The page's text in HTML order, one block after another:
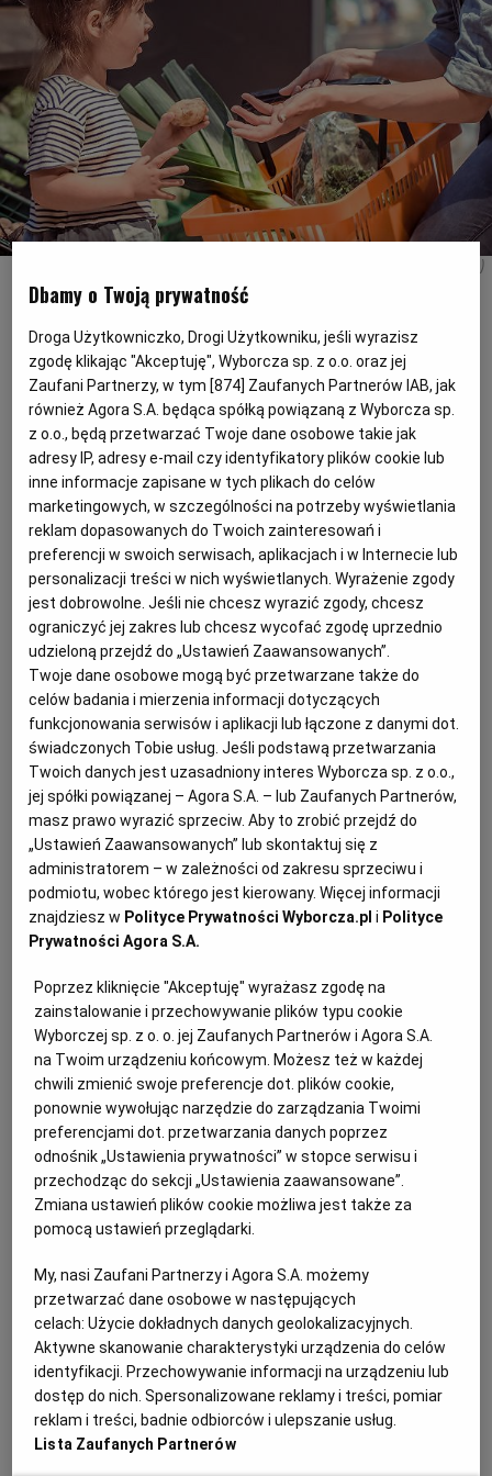
SAŁATKI
MAKARONY
RYBY
PRZEKĄSKI
DOMOWE PRZETWORY
SOST, DIPY I INNE DODATKI
DOMOWE PRZYJĘCIE
GRILL
KUCHNIA CHIŃSKA
KUCHNIA TAJSKA
KUCHNIA GRECKA
KUCHNIA AMERYKAŃSKA
KUCHNIA POLSKA
KUCHNIA MEKSYKAŃSKA
KUCHNIA INDYJSKA
KUCHNIA HISZPAŃSKA
KUCHNIA NIEMIECKA
SPRZĘT KUCHENNY
WEGE
WEGAN
PODRÓŻE KULINARNE
HISTORIE KULINARNE
FELIETONY KULINARNE
NASZE SERWISY
SERWISY LOKALNE
BIAŁYSTOK
CZĘSTOCHOWA
ELBLĄG
GLIWICE
GORZÓW WIELKOPOLSKI
KALISZ
KATOWICE
KIELCE
KOSZALIN
KRAKÓW
LUBLIN
ŁÓDŹ
OLSZTYN
OPOLE
POZNAŃ
RADOM
WYBORCZA.PL
WOLNA SOBOTA
ALE HISTORIA
WYBORCZA TV I VOD
TYLKO ZDROWIE
KSIĄŻKI. MAGAZYN DO CZYTANIA
NASZA EUROPA
SŁÓWKA. MAGAZYN O JĘZYKU
WYBORCZA.BIZ
WYSOKIE OBCASY
BIQDATA
JUTRONAUCI
ARCHIWUM
INNE SERWISY
GAZETA.PL
TOK FM
SPORT.PL
PUBLIO.PL
KULTURALNYSKLEP.PL
DZIECKO
ZDROWIE
PODRÓŻE
WIDEO
Najciekawsze promocje w Biedronce, Lidlu, Aldim i Carrefourze (29.08)
Przejrzeliśmy aktualne rabaty oraz gazetki
promocyjne w Biedronce, Lidlu, Aldim oraz
Carrefourze i wybraliśmy najciekawsze.
Zobaczcie, co w tym tygodniu w
atrakcyjnych cenach proponują markety.
Gdzie taniej kupimy twaróg, a gdzie fasolkę
promocje na produkty prowansalskie? Przyjrzeliśmy
się gazetkom promocyjnym w Biedronce, Lidlu,
Carrefourze oraz Aldim i wybraliśmy najciekawsze i
najbardziej atrakcyjne oferty w każdym z nich.
Promocje w Biedronce
skorzystać do soboty (3.09). Za frankfurterki wędzone
Kraina Wędlin zapłacimy tu 6,49 zł z kartą Moja
Biedronka, a za pierogi ruskie Nasze Smaki 4,45 zł
również z kartą. Dodatkowo obowiązuje promocja na
wszystkie musy w tubkach.
Do środy (31.08) taniej kupimy też wczesne polskie
Dbamy o Twoją prywatność
Droga Użytkowniczko, Drogi Użytkowniku, jeśli wyrazisz
zgodę klikając "Akceptuję", Wyborcza sp. z o.o. oraz jej
Zaufani Partnerzy, w tym [874] Zaufanych Partnerów IAB, jak
również Agora S.A. będąca spółką powiązaną z Wyborcza sp.
z o.o., będą przetwarzać Twoje dane osobowe takie jak
adresy IP, adresy e-mail czy identyfikatory plików cookie lub
inne informacje zapisane w tych plikach do celów
marketingowych, w szczególności na potrzeby wyświetlania
reklam dopasowanych do Twoich zainteresowań i
preferencji w swoich serwisach, aplikacjach i w Internecie lub
personalizacji treści w nich wyświetlanych. Wyrażenie zgody
jest dobrowolne. Jeśli nie chcesz wyrazić zgody, chcesz
ograniczyć jej zakres lub chcesz wycofać zgodę uprzednio
udzieloną przejdź do „Ustawień Zaawansowanych”.
Twoje dane osobowe mogą być przetwarzane także do
celów badania i mierzenia informacji dotyczących
funkcjonowania serwisów i aplikacji lub łączone z danymi dot.
świadczonych Tobie usług. Jeśli podstawą przetwarzania
Twoich danych jest uzasadniony interes Wyborcza sp. z o.o.,
jej spółki powiązanej – Agora S.A. – lub Zaufanych Partnerów,
masz prawo wyrazić sprzeciw. Aby to zrobić przejdź do
„Ustawień Zaawansowanych” lub skontaktuj się z
administratorem – w zależności od zakresu sprzeciwu i
podmiotu, wobec którego jest kierowany. Więcej informacji
znajdziesz w Polityce Prywatności Wyborcza.pl i Polityce
Prywatności Agora S.A.
Poprzez kliknięcie "Akceptuję" wyrażasz zgodę na
zainstalowanie i przechowywanie plików typu cookie
Wyborczej sp. z o. o. jej Zaufanych Partnerów i Agora S.A.
na Twoim urządzeniu końcowym. Możesz też w każdej
chwili zmienić swoje preferencje dot. plików cookie,
ponownie wywołując narzędzie do zarządzania Twoimi
preferencjami dot. przetwarzania danych poprzez
odnośnik „Ustawienia prywatności” w stopce serwisu i
przechodząc do sekcji „Ustawienia zaawansowane”.
Zmiana ustawień plików cookie możliwa jest także za
pomocą ustawień przeglądarki.
My, nasi Zaufani Partnerzy i Agora S.A. możemy
przetwarzać dane osobowe w następujących
celach:Użycie dokładnych danych geolokalizacyjnych.
Aktywne skanowanie charakterystyki urządzenia do celów
identyfikacji. Przechowywanie informacji na urządzeniu lub
dostęp do nich. Spersonalizowane reklamy i treści, pomiar
reklam i treści, badnie odbiorców i ulepszanie usług.
Lista Zaufanych Partnerów